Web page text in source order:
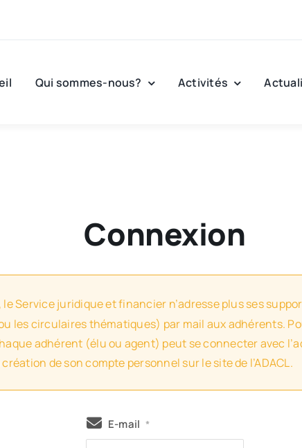
Qui sommes-nous? Activités
Connexion
Service juridique et financier n’adresse plus ses
les circulaires thématiques) par mail aux adhérents.
adhérent (élu ou agent) peut se connecter avec
de son compte personnel sur le site de l’ADACL.
E-mail *